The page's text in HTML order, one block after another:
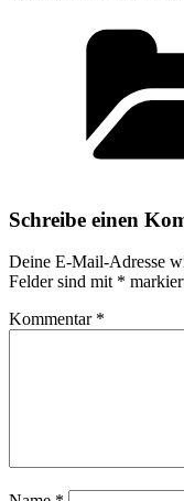
Schreibe einen
Deine E-Mail-Adresse
Felder sind mit *
Kommentar *